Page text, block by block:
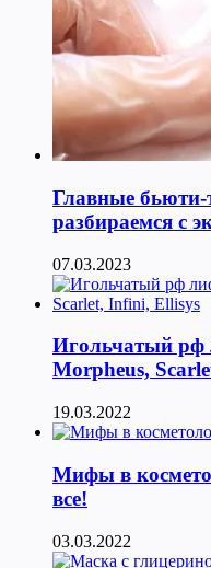
Главные бьюти-
разбираемся с
07.03.2023
Игольчатый рф
Morpheus,
19.03.2022
Мифы в
все!
03.03.2022